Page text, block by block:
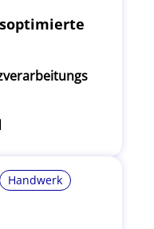
Handwerk